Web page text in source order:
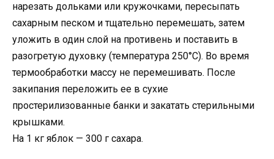
нарезать дольками или кружочками, пересыпать
сахарным песком и тщательно перемешать, затем
уложить в один слой на противень и поставить в
разогретую духовку (температура 250°С). Во время
термообработки массу не перемешивать. После
закипания переложить ее в сухие
простерилизованные банки и закатать стерильными
крышками.
На 1 кг яблок — 300 г сахара.